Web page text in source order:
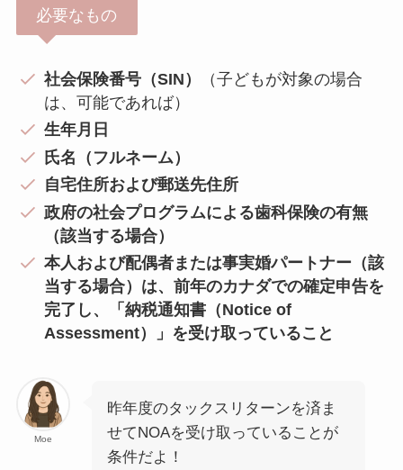
必要なもの
社会保険番号（SIN）
（子どもが対象の場合
は、可能であれば）
生年月日
氏名（フルネーム）
自宅住所および郵送先住所
政府の社会プログラムによる歯科保険の有無
（該当する場合）
本人および配偶者または事実婚パートナー（該
当する場合）は、前年のカナダでの確定申告を
完了し、「納税通知書（Notice of
Assessment）」を受け取っていること
Moe
昨年度のタックスリターンを済ま
せてNOAを受け取っていることが
条件だよ！